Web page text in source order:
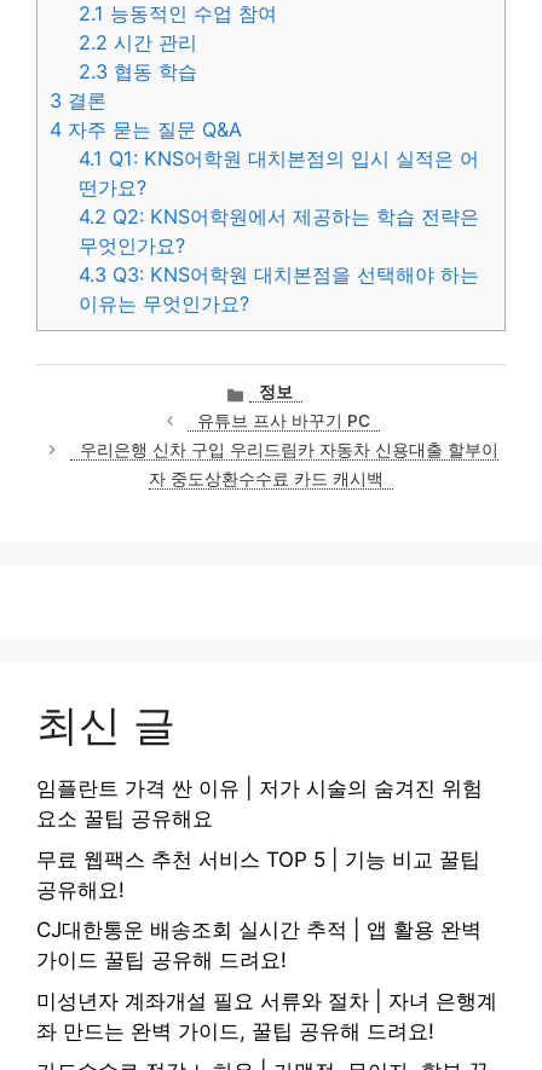
2.1 능동적인 수업 참여
2.2 시간 관리
2.3 협동 학습
3 결론
4 자주 묻는 질문 Q&A
4.1 Q1: KNS어학원 대치본점의 입시 실적은 어
떤가요?
4.2 Q2: KNS어학원에서 제공하는 학습 전략은
무엇인가요?
4.3 Q3: KNS어학원 대치본점을 선택해야 하는
이유는 무엇인가요?
카
테
고
리
정보
유튜브 프사 바꾸기 PC
우리은행 신차 구입 우리드림카 자동차 신용대출 할부이
자 중도상환수수료 카드 캐시백
최신 글
임플란트 가격 싼 이유 | 저가 시술의 숨겨진 위험
요소 꿀팁 공유해요
무료 웹팩스 추천 서비스 TOP 5 | 기능 비교 꿀팁
공유해요!
CJ대한통운 배송조회 실시간 추적 | 앱 활용 완벽
가이드 꿀팁 공유해 드려요!
미성년자 계좌개설 필요 서류와 절차 | 자녀 은행계
좌 만드는 완벽 가이드, 꿀팁 공유해 드려요!